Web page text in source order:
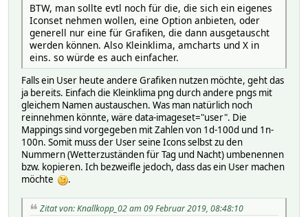
BTW, man sollte evtl noch für die, die sich ein eigenes
Iconset nehmen wollen, eine Option anbieten, oder
generell nur eine für Grafiken, die dann ausgetauscht
werden können. Also Kleinklima, amcharts und X in
eins. so würde es auch einfacher.
Falls ein User heute andere Grafiken nutzen möchte, geht das
ja bereits. Einfach die Kleinklima png durch andere pngs mit
gleichem Namen austauschen. Was man natürlich noch
reinnehmen könnte, wäre data-imageset="user". Die
Mappings sind vorgegeben mit Zahlen von 1d-100d und 1n-
100n. Somit muss der User seine Icons selbst zu den
Nummern (Wetterzuständen für Tag und Nacht) umbenennen
bzw. kopieren. Ich bezweifle jedoch, dass das ein User machen
möchte
.
Zitat von: Knallkopp_02 am 09 Februar 2019, 08:48:10